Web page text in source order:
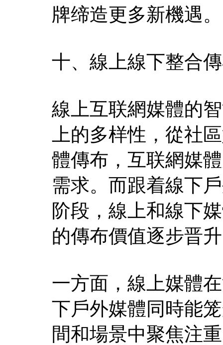
牌缔造更多新機遇。
十、線上線下整合
線上互联網媒體的
上的多样性，從社
體傳布，互联網媒
需求。而跟着線下
阶段，線上和線下
的傳布價值逐步晋
一方面，線上媒體
下戶外媒體同時能
間和場景中聚焦注